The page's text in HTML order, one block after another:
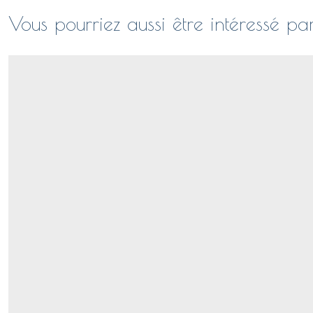
Vous pourriez aussi être intéressé